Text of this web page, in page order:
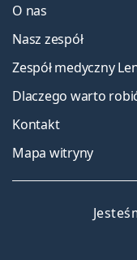
O nas
Nasz zespół
Zespół medyczny
Dlaczego warto
Kontakt
Mapa witryny